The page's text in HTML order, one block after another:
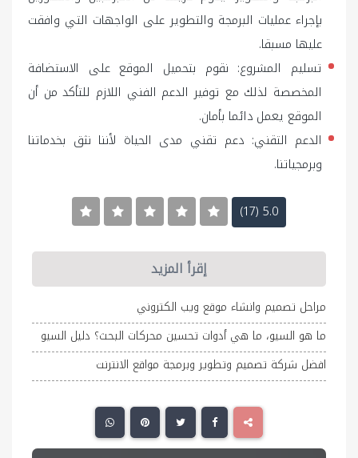
بإجراء عمليات البرمجة والتطوير على الواجهات التي وافقت
عليها مسبقا.
تسليم المشروع: نقوم بتحميل الموقع على الاستضافة
المخصصة لذلك مع توفير الدعم الفني اللازم للتأكد من أن
الموقع يعمل دائما بأمان.
الدعم التقني: دعم تقني مدى الحياة لأننا نثق بخدماتنا
وبرمجياتنا.
5.0 (17)
إقرأ المزيد
مراحل تصميم وانشاء موقع ويب الكتروني
ما هو السيو، ما هي أدوات تحسين محركات البحث؟ دليل السيو
افضل شركة تصميم وتطوير وبرمجة مواقع الانترنت